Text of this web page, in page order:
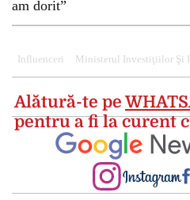
Influenceri Ministerul Investiţiilor Şi
Alătură-te pe
pentru a fi la curent